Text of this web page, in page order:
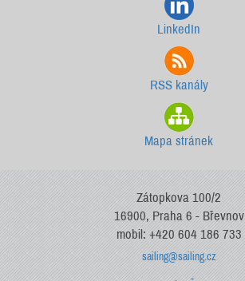
LinkedIn
RSS kanály
Mapa stránek
Zátopkova 100/2
16900, Praha 6 - Břevnov
mobil: +420 604 186 733
sailing@sailing.cz